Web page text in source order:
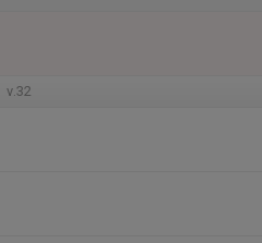
v.32